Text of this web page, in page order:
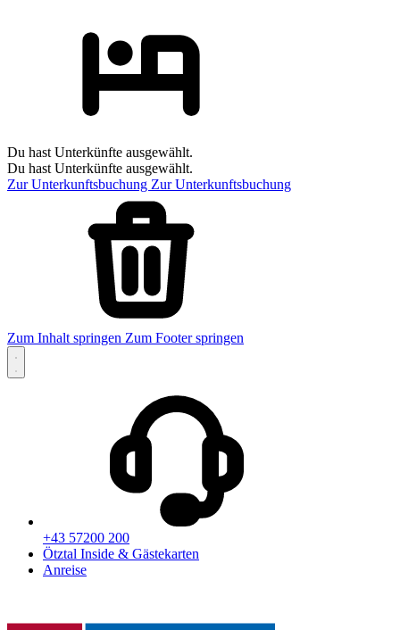
Du hast Unterkünfte ausgewählt.
Du hast Unterkünfte ausgewählt.
Zur Unterkunftsbuchung Zur Unterkunftsbuchung
Zum Inhalt springen Zum Footer springen
+43 57200 200
Ötztal Inside & Gästekarten
Anreise